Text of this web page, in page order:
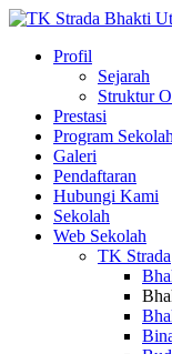
Profil
Sejarah
Struktur
Prestasi
Program Sekolah
Galeri
Pendaftaran
Hubungi Kami
Sekolah
Web Sekolah
TK Strada